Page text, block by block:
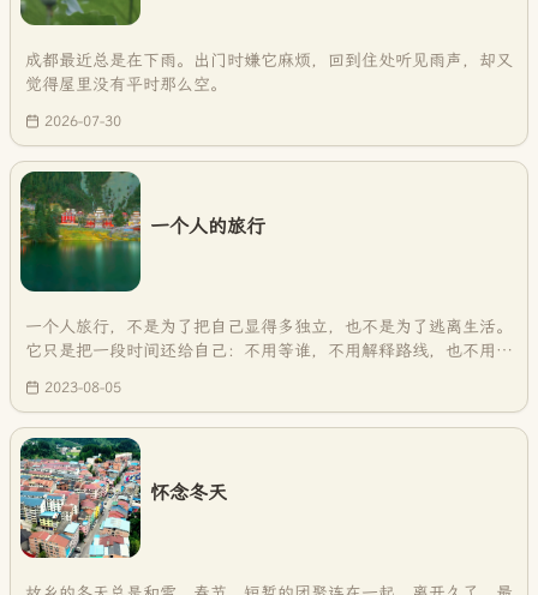
成都最近总是在下雨。出门时嫌它麻烦，回到住处听见雨声，却又
觉得屋里没有平时那么空。
2026-07-30
一个人的旅行
一个人旅行，不是为了把自己显得多独立，也不是为了逃离生活。
它只是把一段时间还给自己：不用等谁，不用解释路线，也不用把
2023-08-05
怀念冬天